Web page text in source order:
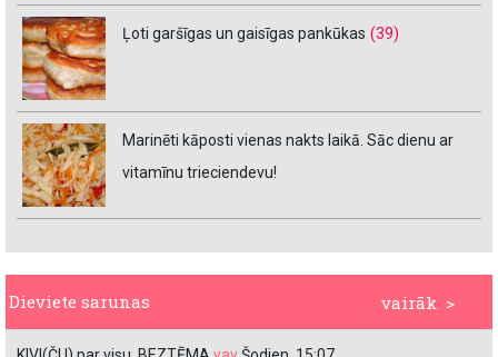
Ļoti garšīgas un gaisīgas pankūkas (39)
Marinēti kāposti vienas nakts laikā. Sāc dienu ar
vitamīnu trieciendevu!
vairāk >
Dieviete sarunas